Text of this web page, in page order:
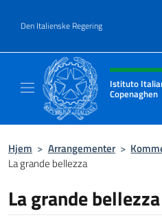
Den Italienske Regering
Istituto
Copenaghen
Hjem > Arrangementer >
La grande bellezza
La grande bellezza